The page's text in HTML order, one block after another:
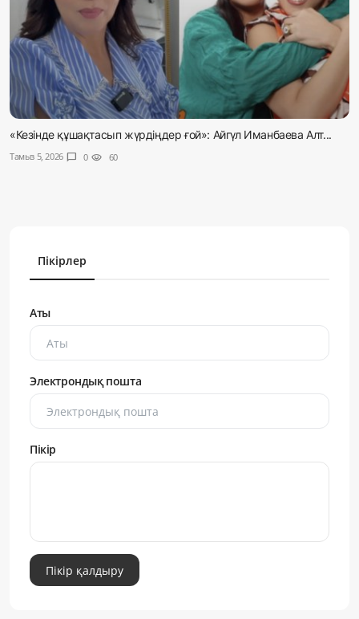
«Кезінде құшақтасып жүрдіңдер ғой»: Айгүл Иманбаева Алт...
Тамыз 5, 2026 chat_bubble 0 visibility 60
Пікірлер
Аты
Электрондық пошта
Пікір
Пікір қалдыру